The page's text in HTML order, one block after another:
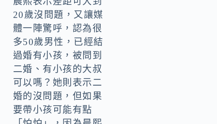
20歲沒問題，又讓媒
體一陣驚呼，認為很
多50歲男性，已經結
過婚有小孩，被問到
二婚、有小孩的大叔
可以嗎？她則表示二
婚的沒問題，但如果
要帶小孩可能有點